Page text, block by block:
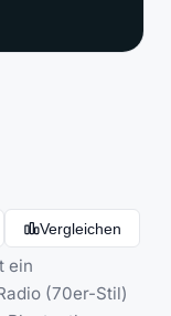
Vergleichen
ein
(70er-Stil)